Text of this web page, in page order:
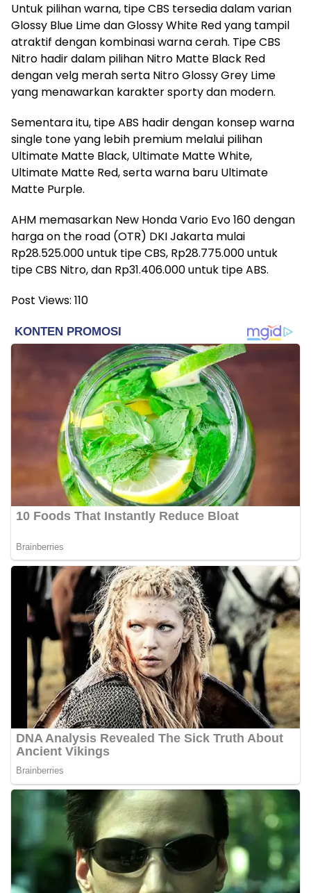
Untuk pilihan warna, tipe CBS tersedia dalam varian
Glossy Blue Lime dan Glossy White Red yang tampil
atraktif dengan kombinasi warna cerah. Tipe CBS
Nitro hadir dalam pilihan Nitro Matte Black Red
dengan velg merah serta Nitro Glossy Grey Lime
yang menawarkan karakter sporty dan modern.
Sementara itu, tipe ABS hadir dengan konsep warna
single tone yang lebih premium melalui pilihan
Ultimate Matte Black, Ultimate Matte White,
Ultimate Matte Red, serta warna baru Ultimate
Matte Purple.
AHM memasarkan New Honda Vario Evo 160 dengan
harga on the road (OTR) DKI Jakarta mulai
Rp28.525.000 untuk tipe CBS, Rp28.775.000 untuk
tipe CBS Nitro, dan Rp31.406.000 untuk tipe ABS.
Post Views: 110